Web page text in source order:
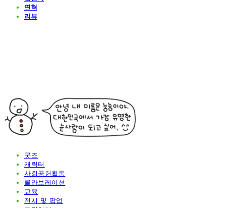
연혁
리뷰
굿즈
캐릭터
사회공헌활동
콜라보레이션
교육
전시 및 팝업